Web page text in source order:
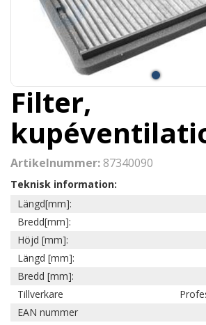
Filter,
Artikelnummer: 87340090
Teknisk information:
Längd[mm]:
Bredd[mm]:
Höjd [mm]:
Längd [mm]:
Bredd [mm]:
Tillverkare
EAN nummer